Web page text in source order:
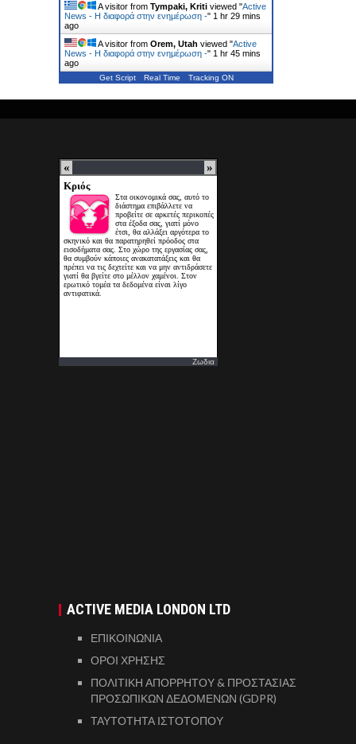
A visitor from Tympaki, Kriti viewed "Active
News - Η διαφορά στην ενημέρωση -" 1 hr 29 mins
ago
A visitor from Orem, Utah viewed "Active
News - Η διαφορά στην ενημέρωση -" 1 hr 45 mins
ago
Get Script Real Time Tracking ON
Ζωδια
ACTIVE MEDIA LONDON LTD
ΕΠΙΚΟΙΝΩΝΙΑ
ΟΡΟΙ ΧΡΗΣΗΣ
ΠΟΛΙΤΙΚΗ ΑΠΟΡΡΗΤΟΥ & ΠΡΟΣΤΑΣΙΑΣ
ΠΡΟΣΩΠΙΚΩΝ ΔΕΔΟΜΕΝΩΝ (GDPR)
ΤΑΥΤΟΤΗΤΑ ΙΣΤΟΤΟΠΟΥ